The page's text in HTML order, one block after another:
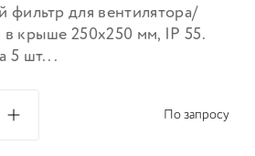
фильтр для вентилятора/
крыше 250x250 мм, IP 55.
5 шт...
По запросу